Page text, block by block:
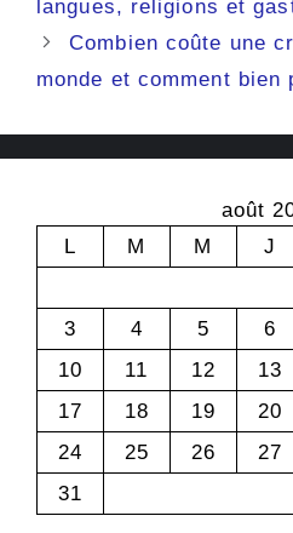
langues, religions et
Combien coûte une
monde et comment bien
août
L
M M J
3
4 5 6
10
11 12 13
17
18 19 20
24
25 26 27
31